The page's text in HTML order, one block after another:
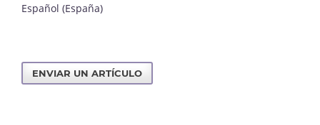
Español (España)
ENVIAR UN ARTÍCULO